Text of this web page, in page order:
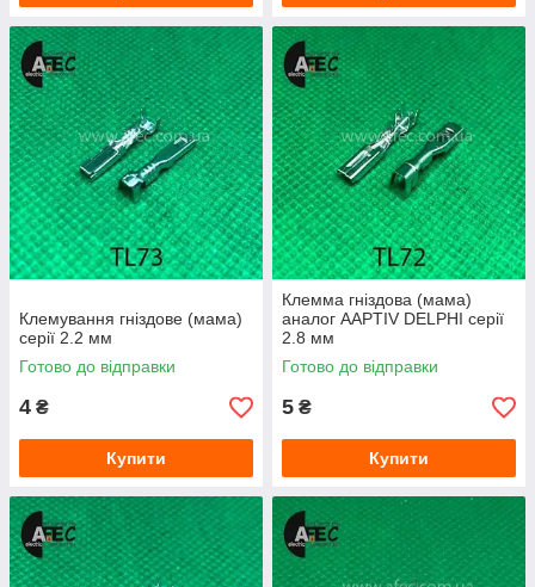
Клемування гніздове (мама)
серії 2.2 мм
Готово до відправки
4 ₴
Купити
Клемма гніздова (мама)
аналог AAPTIV DELPHI серії
2.8 мм
Готово до відправки
5 ₴
Купити